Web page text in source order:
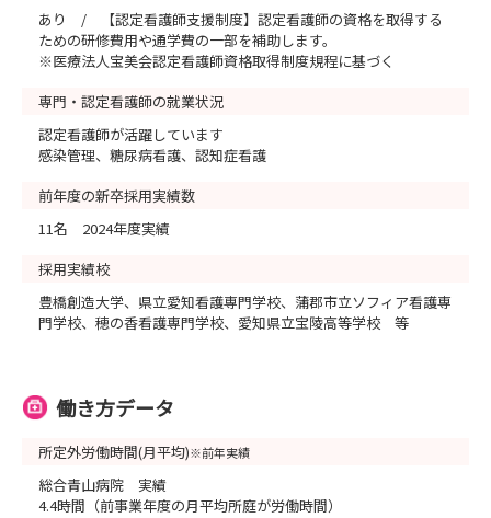
あり / 【認定看護師支援制度】認定看護師の資格を取得する
ための研修費用や通学費の一部を補助します。
※医療法人宝美会認定看護師資格取得制度規程に基づく
専門・認定看護師の就業状況
認定看護師が活躍しています
感染管理、糖尿病看護、認知症看護
前年度の新卒採用実績数
11名 2024年度実績
採用実績校
豊橋創造大学、県立愛知看護専門学校、蒲郡市立ソフィア看護専
門学校、穂の香看護専門学校、愛知県立宝陵高等学校 等
働き方データ
所定外労働時間(月平均)※前年実績
総合青山病院 実績
4.4時間（前事業年度の月平均所庭が労働時間）